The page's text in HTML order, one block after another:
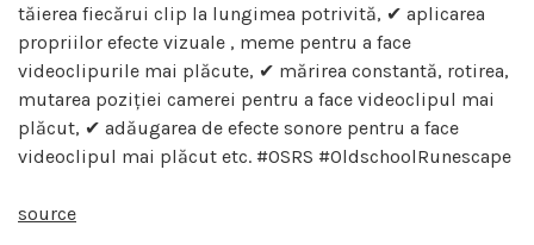
tăierea fiecărui clip la lungimea potrivită, ✔ aplicarea
propriilor efecte vizuale , meme pentru a face
videoclipurile mai plăcute, ✔ mărirea constantă, rotirea,
mutarea poziției camerei pentru a face videoclipul mai
plăcut, ✔ adăugarea de efecte sonore pentru a face
videoclipul mai plăcut etc. #OSRS #OldschoolRunescape
source